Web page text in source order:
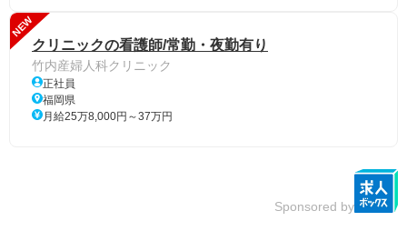
NEW
クリニックの看護師/常勤・夜勤有り
竹内産婦人科クリニック
正社員
福岡県
月給25万8,000円～37万円
Sponsored by